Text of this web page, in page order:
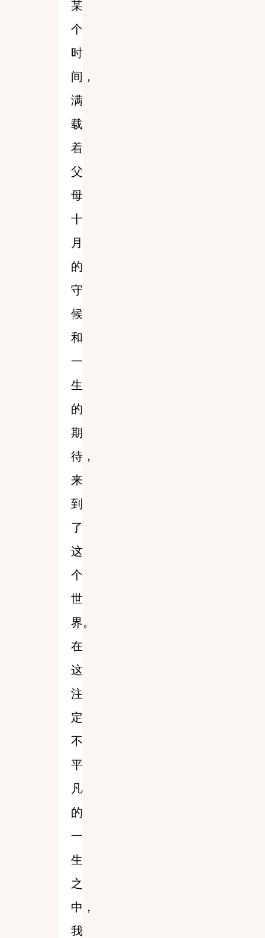
某
个
时
间，
满
载
着
父
母
十
月
的
守
候
和
一
生
的
期
待，
来
到
了
这
个
世
界。
在
这
注
定
不
平
凡
的
一
生
之
中，
我